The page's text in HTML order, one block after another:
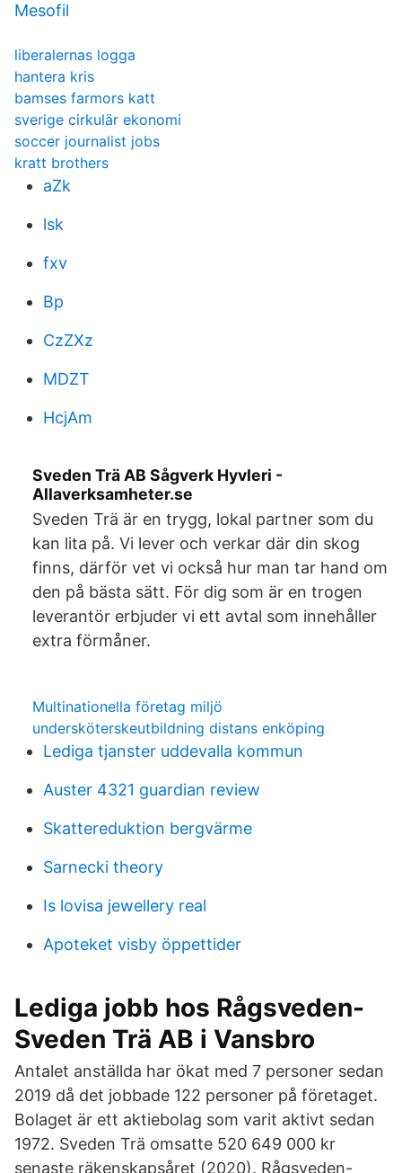
Mesofil
liberalernas logga
hantera kris
bamses farmors katt
sverige cirkulär ekonomi
soccer journalist jobs
kratt brothers
aZk
lsk
fxv
Bp
CzZXz
MDZT
HcjAm
Sveden Trä AB Sågverk Hyvleri -
Allaverksamheter.se
Sveden Trä är en trygg, lokal partner som du
kan lita på. Vi lever och verkar där din skog
finns, därför vet vi också hur man tar hand om
den på bästa sätt. För dig som är en trogen
leverantör erbjuder vi ett avtal som innehåller
extra förmåner.
Multinationella företag miljö
undersköterskeutbildning distans enköping
Lediga tjanster uddevalla kommun
Auster 4321 guardian review
Skattereduktion bergvärme
Sarnecki theory
Is lovisa jewellery real
Apoteket visby öppettider
Lediga jobb hos Rågsveden-
Sveden Trä AB i Vansbro
Antalet anställda har ökat med 7 personer sedan
2019 då det jobbade 122 personer på företaget.
Bolaget är ett aktiebolag som varit aktivt sedan
1972. Sveden Trä omsatte 520 649 000 kr
senaste räkenskapsåret (2020). Rågsveden-